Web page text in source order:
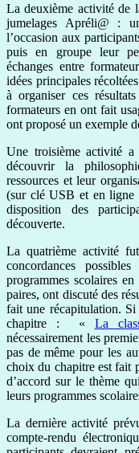
La deuxième activité de
jumelages Apréli@ :
l’occasion aux
puis en groupe leur
échanges entre
idées principales
à organiser ces
formateurs en ont fait
ont proposé un exemple
Une troisième activité a
découvrir la
ressources et leur
(sur clé USB et en ligne
disposition des
découverte.
La quatrième activité
concordances
programmes scolaires
paires, ont discuté des
fait une récapitulation.
chapitre : « La
nécessairement les
pas de même pour les
choix du chapitre est fait
d’accord sur le thème
leurs programmes
La dernière activité
compte-rendu